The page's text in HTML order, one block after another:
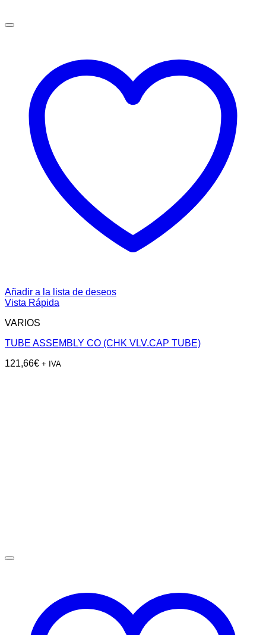
Añadir a la lista de deseos
Vista Rápida
VARIOS
TUBE ASSEMBLY CO (CHK VLV.CAP TUBE)
121,66€ + IVA